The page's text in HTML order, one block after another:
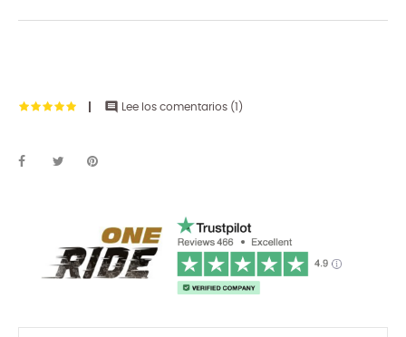
 Lee los comentarios (1 )